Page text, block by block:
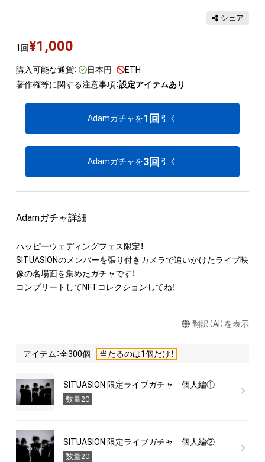
シェア
1回¥1,000
購入可能な通貨： 日本円
ETH
著作権等に関する注意事項：設定アイテムあり
Adamガチャを1回 引く
Adamガチャを3回 引く
Adamガチャ詳細
ハッピーウェディングフェス限定！
SITUASIONのメンバーを張り付きカメラで追いかけたライブ映
像の名場面を集めたガチャです！
コンプリートしてNFTコレクションしてね！
翻訳（AI）を表示
アイテム：全300個 当たるのは1個だけ！
SITUASION 限定ライブガチャ 個人編①
数量20
SITUASION 限定ライブガチャ 個人編②
数量20